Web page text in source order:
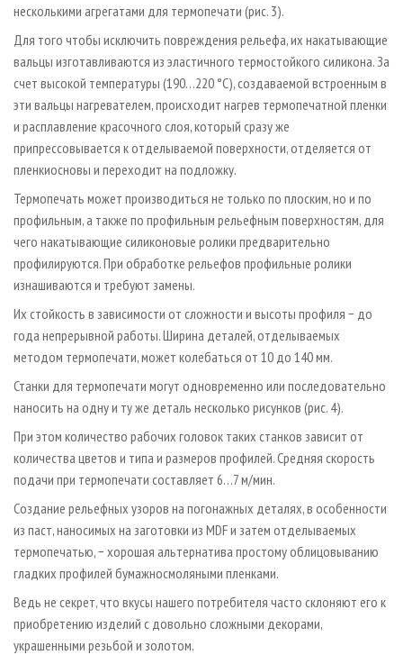
несколькими агрегатами для термопечати (рис. 3).
Для того чтобы исключить повреждения рельефа, их накатывающие
вальцы изготавливаются из эластичного термостойкого силикона. За
счет высокой температуры (190…220 °С), создаваемой встроенным в
эти вальцы нагревателем, происходит нагрев термопечатной пленки
и расплавление красочного слоя, который сразу же
припрессовывается к отделываемой поверхности, отделяется от
пленки­основы и переходит на подложку.
Термопечать может производиться не только по плоским, но и по
профильным, а также по профильным рельефным поверхностям, для
чего накатывающие силиконовые ролики предварительно
профилируются. При обработке рельефов профильные ролики
изнашиваются и требуют замены.
Их стойкость в зависимости от сложности и высоты профиля − до
года непрерывной работы. Ширина деталей, отделываемых
методом термопечати, может колебаться от 10 до 140 мм.
Станки для термопечати могут одновременно или последовательно
наносить на одну и ту же деталь несколько рисунков (рис. 4).
При этом количество рабочих головок таких станков зависит от
количества цветов и типа и размеров профилей. Средняя скорость
подачи при термопечати составляет 6…7 м/мин.
Создание рельефных узоров на погонажных деталях, в особенности
из паст, наносимых на заготовки из MDF и затем отделываемых
термопечатью, − хорошая альтернатива простому облицовыванию
гладких профилей бумажно­смоляными пленками.
Ведь не секрет, что вкусы нашего потребителя часто склоняют его к
приобретению изделий с довольно сложными декорами,
украшенными резьбой и золотом.